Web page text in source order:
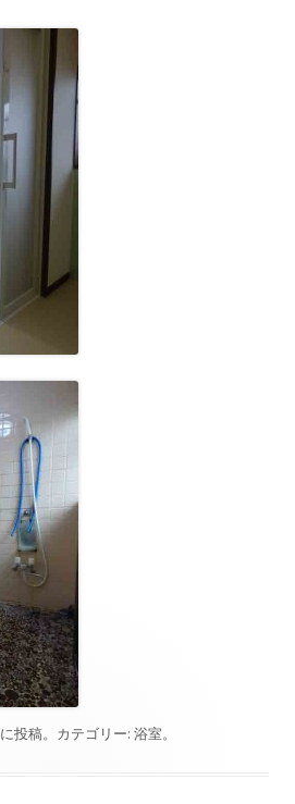
に投稿。カテゴリー: 浴室。